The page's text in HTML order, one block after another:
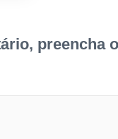
preencha